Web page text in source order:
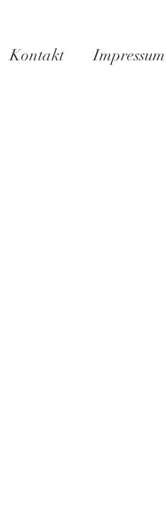
Kontakt Impressum